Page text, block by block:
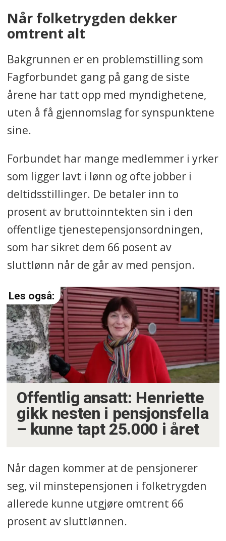
Når folketrygden dekker
omtrent alt
Bakgrunnen er en problemstilling som
Fagforbundet gang på gang de siste
årene har tatt opp med myndighetene,
uten å få gjennomslag for synspunktene
sine.
Forbundet har mange medlemmer i yrker
som ligger lavt i lønn og ofte jobber i
deltidsstillinger. De betaler inn to
prosent av bruttoinntekten sin i den
offentlige tjenestepensjonsordningen,
som har sikret dem 66 posent av
sluttlønn når de går av med pensjon.
Offentlig ansatt: Henriette
gikk nesten i pensjonsfella
– kunne tapt 25.000 i året
Når dagen kommer at de pensjonerer
seg, vil minstepensjonen i folketrygden
allerede kunne utgjøre omtrent 66
prosent av sluttlønnen.